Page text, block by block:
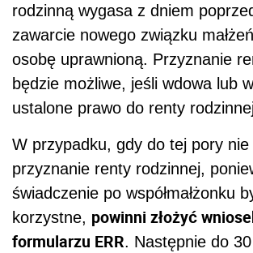
rodzinną wygasa z dniem
zawarcie nowego związku
osobę uprawnioną. Przyznanie
będzie możliwe, jeśli wdowa lub
ustalone prawo do renty
W przypadku, gdy do tej pory
przyznanie renty rodzinnej,
świadczenie po współmałżonku
korzystne, powinni złożyć
formularzu ERR. Następnie do